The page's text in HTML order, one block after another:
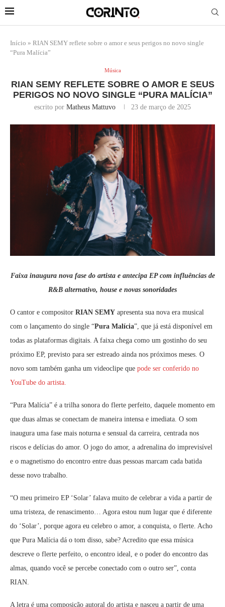
Início » RIAN SEMY reflete sobre o amor e seus perigos no novo single
“Pura Malícia”
Música
RIAN SEMY REFLETE SOBRE O AMOR E SEUS
PERIGOS NO NOVO SINGLE “PURA MALÍCIA”
escrito por Matheus Mattuvo 23 de março de 2025
Faixa inaugura nova fase do artista e antecipa EP com influências de
R&B alternativo, house e novas sonoridades
O cantor e compositor RIAN SEMY apresenta sua nova era musical
com o lançamento do single “Pura Malícia”, que já está disponível em
todas as plataformas digitais. A faixa chega como um gostinho do seu
próximo EP, previsto para ser estreado ainda nos próximos meses. O
novo som também ganha um videoclipe que pode ser conferido no
YouTube do artista.
“Pura Malícia” é a trilha sonora do flerte perfeito, daquele momento em
que duas almas se conectam de maneira intensa e imediata. O som
inaugura uma fase mais noturna e sensual da carreira, centrada nos
riscos e delícias do amor. O jogo do amor, a adrenalina do imprevisível
e o magnetismo do encontro entre duas pessoas marcam cada batida
desse novo trabalho.
“O meu primeiro EP ‘Solar’ falava muito de celebrar a vida a partir de
uma tristeza, de renascimento… Agora estou num lugar que é diferente
do ‘Solar’, porque agora eu celebro o amor, a conquista, o flerte. Acho
que Pura Malícia dá o tom disso, sabe? Acredito que essa música
descreve o flerte perfeito, o encontro ideal, e o poder do encontro das
almas, quando você se percebe conectado com o outro ser”, conta
RIAN.
A letra é uma composição autoral do artista e nasceu a partir de uma